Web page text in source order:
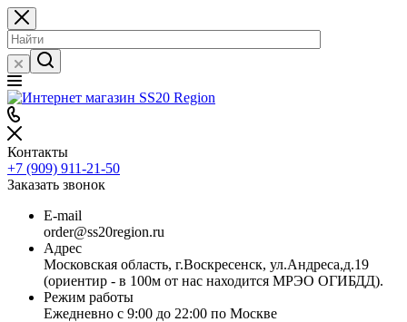
Контакты
+7 (909) 911-21-50
Заказать звонок
E-mail
order@ss20region.ru
Адрес
Московская область, г.Воскресенск, ул.Андреса,д.19
(ориентир - в 100м от нас находится МРЭО ОГИБДД).
Режим работы
Ежедневно с 9:00 до 22:00 по Москве